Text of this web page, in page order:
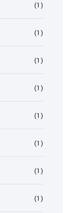
(1)
(1)
(1)
(1)
(1)
(1)
(1)
(1)